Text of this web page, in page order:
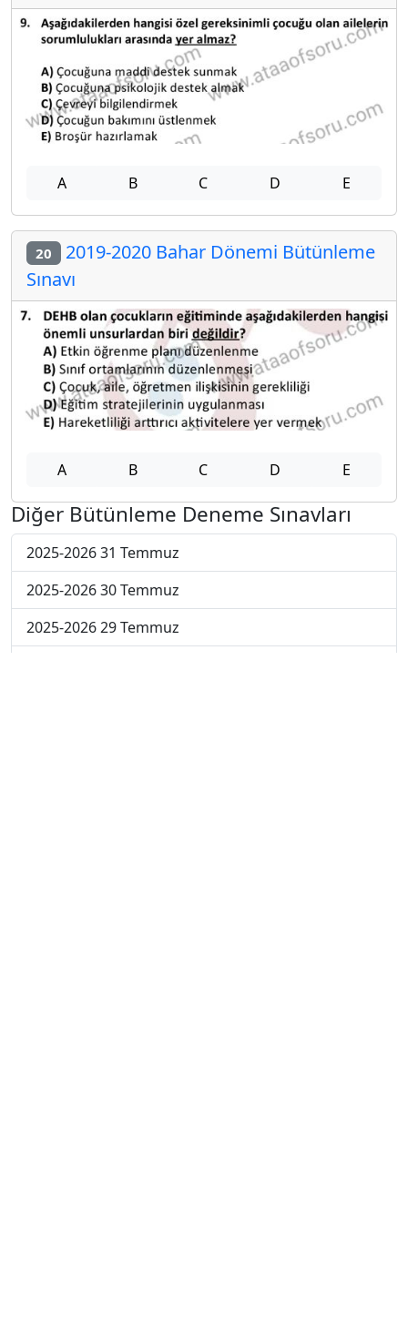
A B C D E
20 2019-2020 Bahar Dönemi Bütünleme
Sınavı
A B C D E
Diğer Bütünleme Deneme Sınavları
2025-2026 31 Temmuz
2025-2026 30 Temmuz
2025-2026 29 Temmuz